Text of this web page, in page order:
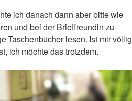
ich danach dann aber bitte wie
und bei der Brieffreundin zu
Taschenbücher lesen. Ist mir völlig
ich möchte das trotzdem.